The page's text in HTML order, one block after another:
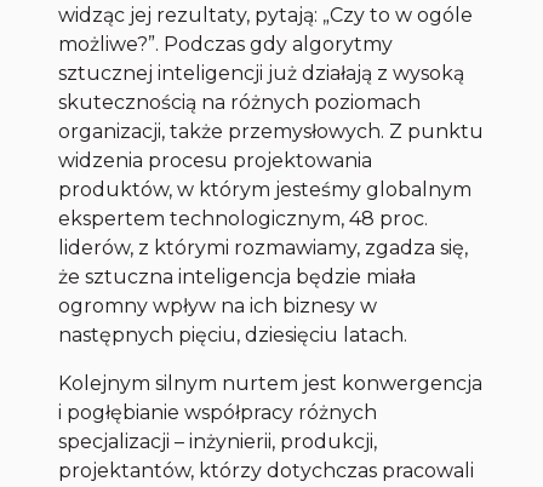
widząc jej rezultaty, pytają: „Czy to w ogóle
możliwe?”. Podczas gdy algorytmy
sztucznej inteligencji już działają z wysoką
skutecznością na różnych poziomach
organizacji, także przemysłowych. Z punktu
widzenia procesu projektowania
produktów, w którym jesteśmy globalnym
ekspertem technologicznym, 48 proc.
liderów, z którymi rozmawiamy, zgadza się,
że sztuczna inteligencja będzie miała
ogromny wpływ na ich biznesy w
następnych pięciu, dziesięciu latach.
Kolejnym silnym nurtem jest konwergencja
i pogłębianie współpracy różnych
specjalizacji – inżynierii, produkcji,
projektantów, którzy dotychczas pracowali